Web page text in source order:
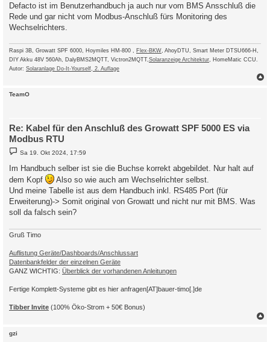
Defacto ist im Benutzerhandbuch ja auch nur vom BMS Ansschluß die
Rede und gar nicht vom Modbus-Anschluß fürs Monitoring des
Wechselrichters.
Raspi 3B, Growatt SPF 6000, Hoymiles HM-800 , Flex-BKW , AhoyDTU, Smart Meter DTSU666-H,
DIY Akku 48V 560Ah, DalyBMS2MQTT, Victron2MQTT, Solaranzeige Architektur , HomeMatic CCU.
Autor: Solaranlage Do-It-Yourself, 2. Auflage
TeamO
Re: Kabel für den Anschluß des Growatt SPF 5000 ES via
Modbus RTU
B
e
r
g
Sa 19. Okt 2024, 17:59
Im Handbuch selber ist sie die Buchse korrekt abgebildet. Nur halt auf
dem Kopf
Also so wie auch am Wechselrichter selbst.
Und meine Tabelle ist aus dem Handbuch inkl. RS485 Port (für
Erweiterung)-> Somit original von Growatt und nicht nur mit BMS. Was
soll da falsch sein?
Gruß Timo
Auflistung Geräte/Dashboards/Anschlussart
Datenbankfelder der einzelnen Geräte
GANZ WICHTIG: Überblick der vorhandenen Anleitungen
Fertige Komplett-Systeme gibt es hier anfragen[AT]bauer-timo[.]de
Tibber Invite (100% Öko-Strom + 50€ Bonus)
gzi